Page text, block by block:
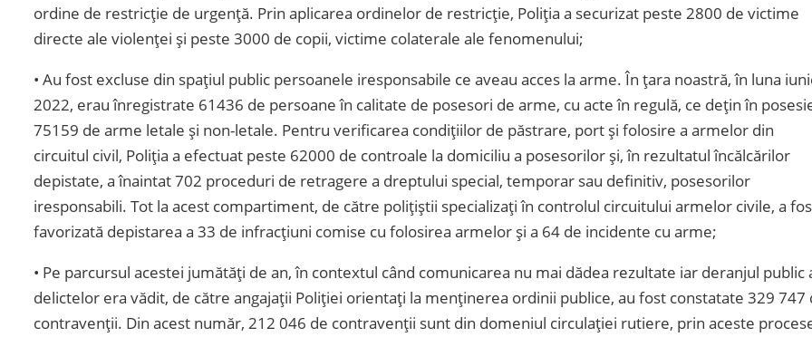
ordine de restricție de urgență. Prin aplicarea ordinelor de restricție, Poliția a securizat peste 2800 de victime
directe ale violenței și peste 3000 de copii, victime colaterale ale fenomenului;
• Au fost excluse din spațiul public persoanele iresponsabile ce aveau acces la arme. În țara noastră, în luna
2022, erau înregistrate 61436 de persoane în calitate de posesori de arme, cu acte în regulă, ce dețin în
75159 de arme letale și non-letale. Pentru verificarea condițiilor de păstrare, port și folosire a armelor din
circuitul civil, Poliția a efectuat peste 62000 de controale la domiciliu a posesorilor și, în rezultatul încălcărilor
depistate, a înaintat 702 proceduri de retragere a dreptului special, temporar sau definitiv, posesorilor
iresponsabili. Tot la acest compartiment, de către polițiștii specializați în controlul circuitului armelor civile, a
favorizată depistarea a 33 de infracțiuni comise cu folosirea armelor și a 64 de incidente cu arme;
• Pe parcursul acestei jumătăți de an, în contextul când comunicarea nu mai dădea rezultate iar deranjul public
delictelor era vădit, de către angajații Poliției orientați la menținerea ordinii publice, au fost constatate 329 747
contravenții. Din acest număr, 212 046 de contravenții sunt din domeniul circulației rutiere, prin aceste